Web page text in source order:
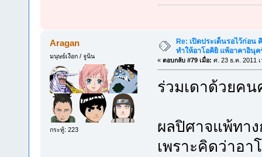
Aragan
มนุษย์เงือก / จูนิน
กระทู้: 223
Re: เปิดประเด็นรอไว้ก่อน
ทำให้อาโอคิยิ แพ้อาคาอินุ
« ตอบกลับ #79 เมื่อ: ศ. 23 ธ.ค. 2011
ร่วมเดาด้วยคน
ผลปิศาจแพ้ทา
เพราะคิดว่าอ